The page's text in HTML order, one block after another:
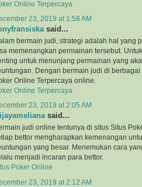
Online Terpercaya
23, 2019 at 1:58 AM
said...
bermain judi, strategi adalah hal yang
memenangkan permainan tersebut.
untuk menunjang permainan yang
Dengan bermain judi di berbagai
Online Terpercaya online.
Online Terpercaya
23, 2019 at 2:05 AM
said...
judi online tentunya di situs Situs
bettor mengharapkan kemenangan
yang besar. Menemukan cara
menjadi incaran para bettor.
Poker Online
23, 2019 at 2:12 AM